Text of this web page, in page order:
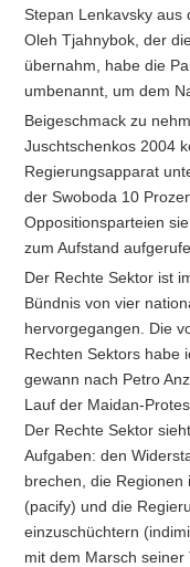
Stepan Lenkavsky
Oleh Tjahnybok, der
übernahm, habe die
umbenannt, um dem
Beigeschmack zu
Juschtschenkos 2004
Regierungsapparat
der Swoboda 10
Oppositionsparteien
zum Aufstand
Der Rechte Sektor ist
Bündnis von vier
hervorgegangen. Die
Rechten Sektors habe
gewann nach Petro
Lauf der Maidan-
Der Rechte Sektor
Aufgaben: den
brechen, die
(pacify) und die
einzuschüchtern
mit dem Marsch